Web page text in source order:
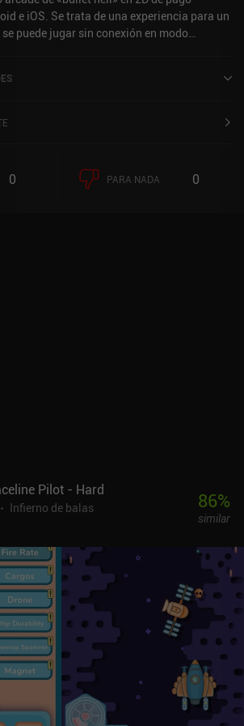
e iOS. Se trata de una experiencia para un
puede jugar sin conexión en modo
Store de iOS.
0 PARA NADA 0
Pilot - Hard
Infierno de balas
86%
similar